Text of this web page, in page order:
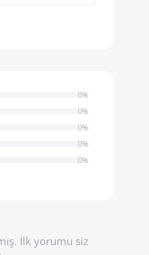
0%
0%
0%
0%
0%
İlk yorumu siz